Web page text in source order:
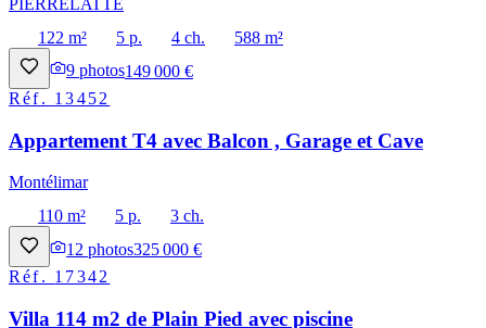
PIERRELATTE
122 m²
5 p. 4 ch.
588 m²
9 photos149 000 €
Réf. 13452
Appartement T4 avec Balcon , Garage et Cave
Montélimar
110 m²
5 p.
3 ch.
12 photos325 000 €
Réf. 17342
Villa 114 m2 de Plain Pied avec piscine